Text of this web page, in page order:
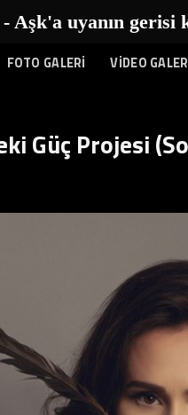
uyanın gerisi
FOTO GALERİ VİDEO
Güç Projesi